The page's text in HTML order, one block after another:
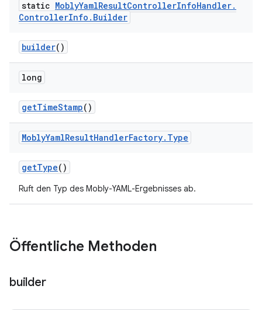
static MoblyYamlResultControllerInfoHandler.
ControllerInfo . Builder
builder()
long
getTimeStamp()
MoblyYamlResultHandlerFactory. Type
getType()
Ruft den Typ des Mobly-YAML-Ergebnisses ab.
Öffentliche Methoden
builder